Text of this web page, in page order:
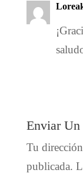
Enviar Un
Tu
publicada.